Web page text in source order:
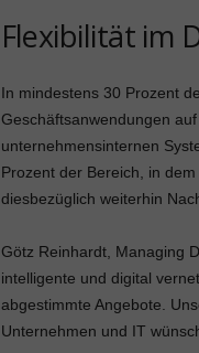
Flexibilität im
In mindestens 30 Prozent
Geschäftsanwendungen
unternehmensinternen
Prozent der Bereich, in
diesbezüglich weiterhin
Götz Reinhardt, Managing
intelligente und digital
abgestimmte Angebote.
Unternehmen und IT